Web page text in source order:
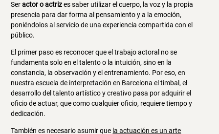
Seractor o actrizes saber utilizar el cuerpo, la voz y la propia
presencia para dar forma al pensamiento y a la emoción,
poniéndolos al servicio de una experiencia compartida con el
público.
El primer paso es reconocer que el trabajo actoral no se
fundamenta solo en el talento o la intuición, sino en la
constancia, la observación y el entrenamiento. Por eso, en
nuestraescuela de interpretación en Barcelona el timbal , el
desarrollo del talento artístico y creativo pasa por adquirir el
oficio de actuar, que como cualquier oficio, requiere tiempo y
dedicación.
También es necesario asumir que la actuación es un arte